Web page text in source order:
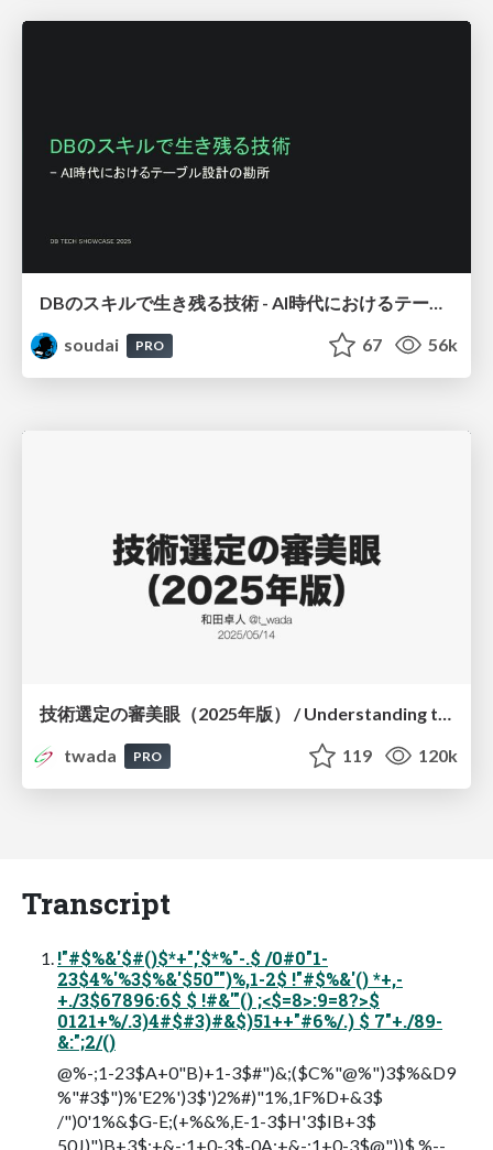
DBのスキルで生き残る技術 - AI時代におけるテーブル設計の勘所
soudai
PRO 67 56k
twada
PRO 119 120k
Transcript
!"#$%&'$#()$*+",'$*%"-.$ /0#0"1-
23$4%'%3$%&'$50"")%,1-2$ !"#$%&'() *+,-
+./3$67896:6$ $ !#&'"() ;<$=8>:9=8?>$
0121+%/.3)4#$#3)#&$)51++"#6%/.) $ 7"+./89-
&:";2/()
@%-;1-23$A+0"B)+1-3$#")&;($C%"@%")3$%&D9
%"#3$")%'E2%')3$')2%#)"1%,1F%D+&3$
/")0'1%&$G-E;(+%&%,E-1-3$H'3$IB+3$
50J)")B+3$;+&-;1+0-3$-0A;+&-;1+0-3$@"))$ %--